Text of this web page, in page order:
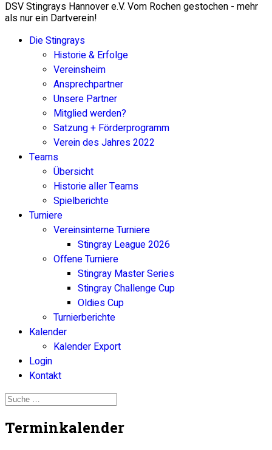
DSV Stingrays Hannover e.V. Vom Rochen gestochen - mehr
als nur ein Dartverein!
Die Stingrays
Historie & Erfolge
Vereinsheim
Ansprechpartner
Unsere Partner
Mitglied werden?
Satzung + Förderprogramm
Verein des Jahres 2022
Teams
Übersicht
Historie aller Teams
Spielberichte
Turniere
Vereinsinterne Turniere
Stingray League 2026
Offene Turniere
Stingray Master Series
Stingray Challenge Cup
Oldies Cup
Turnierberichte
Kalender
Kalender Export
Login
Kontakt
Terminkalender